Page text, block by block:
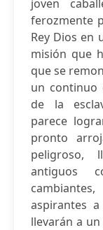
joven
ferozmente
Rey Dios en
misión que
que se
un continuo
de la
parece
pronto
peligroso,
antiguos
aspirantes
llevarán a